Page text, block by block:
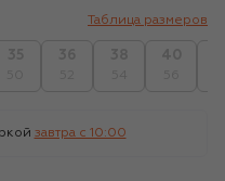
Таблица размеров
завтра c 10:00